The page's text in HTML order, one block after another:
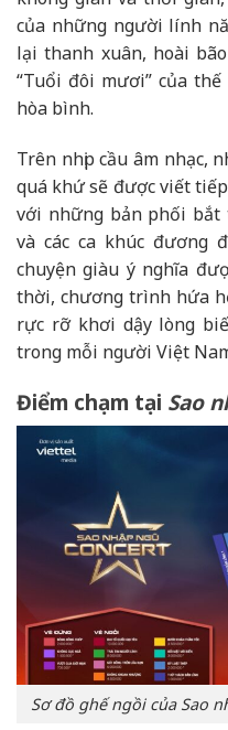
của những người lính
lại thanh xuân, hoài
“Tuổi đôi mươi” của
hòa bình.
Trên nhịp cầu âm nhạc,
quá khứ sẽ được viết
với những bản phối bắt
và các ca khúc đương
chuyện giàu ý nghĩa
thời, chương trình hứa
rực rỡ khơi dậy lòng
trong mỗi người Việt
Điểm chạm tại Sao
Sơ đồ ghế ngồi của Sao